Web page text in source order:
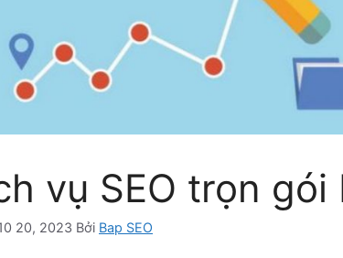
vụ SEO trọn gói
20, 2023 Bởi Bap SEO